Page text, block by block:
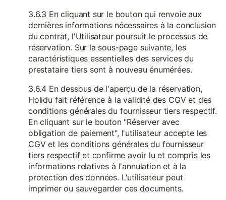
3.6.3 En cliquant sur le bouton qui renvoie aux
dernières informations nécessaires à la conclusion
du contrat, l'Utilisateur poursuit le processus de
réservation. Sur la sous-page suivante, les
caractéristiques essentielles des services du
prestataire tiers sont à nouveau énumérées.
3.6.4 En dessous de l'aperçu de la réservation,
Holidu fait référence à la validité des CGV et des
conditions générales du fournisseur tiers respectif.
En cliquant sur le bouton "Réserver avec
obligation de paiement", l'utilisateur accepte les
CGV et les conditions générales du fournisseur
tiers respectif et confirme avoir lu et compris les
informations relatives à l'annulation et à la
protection des données. L'utilisateur peut
imprimer ou sauvegarder ces documents.